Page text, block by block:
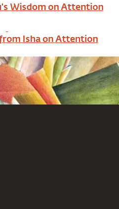
Wisdom onAttention
Isha onAttention